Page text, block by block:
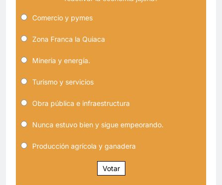
Comercio y pymes
Zona Franca la Quiaca
Minería y energía.
Turismo y servicios
Obra pública e infraestructura
Nunca estuvo bien y sigue empeorando.
Producción agrícola y ganadera
Votar